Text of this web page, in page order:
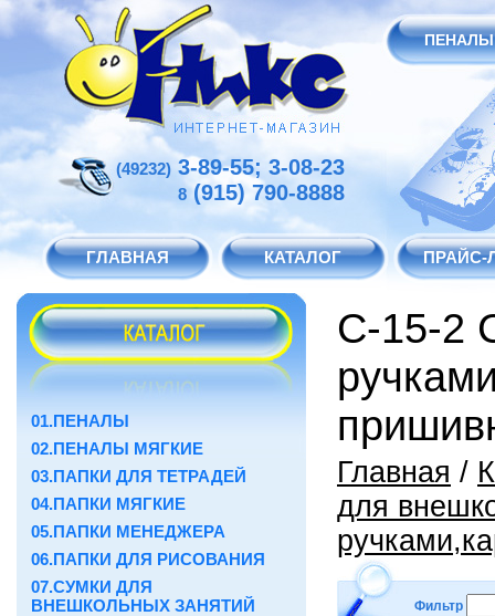
ПЕНАЛЫ
(49232) 3-89-55; 3-08-23
8(915) 790-8888
ГЛАВНАЯ КАТАЛОГ ПРАЙС-
01.ПЕНАЛЫ
02.ПЕНАЛЫ МЯГКИЕ
03.ПАПКИ ДЛЯ ТЕТРАДЕЙ
04.ПАПКИ МЯГКИЕ
05.ПАПКИ МЕНЕДЖЕРА
06.ПАПКИ ДЛЯ РИСОВАНИЯ
07.СУМКИ ДЛЯ
ВНЕШКОЛЬНЫХ ЗАНЯТИЙ
С-15-2
Главная /
для
Фильтр